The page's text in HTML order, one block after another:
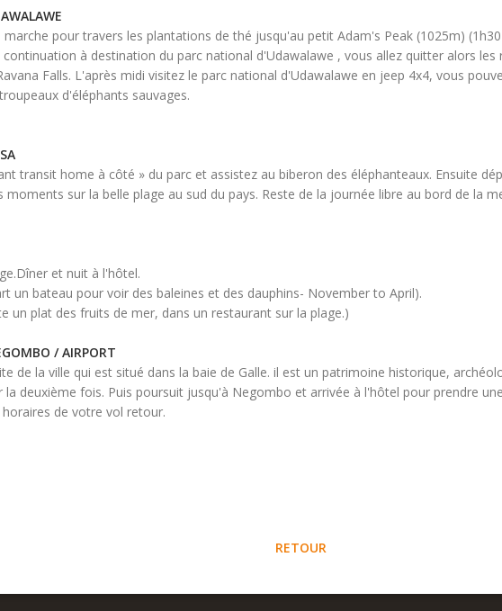
pour travers les plantations de thé jusqu'au petit Adam's Peak (1025m)
continuation à destination du parc national d'Udawalawe , vous allez quitter alors
Falls. L'après midi visitez le parc national d'Udawalawe en jeep 4x4, vous
d'éléphants sauvages.
transit home à côté » du parc et assistez au biberon des éléphanteaux. Ensuite
moments sur la belle plage au sud du pays. Reste de la journée libre au bord de la
et nuit à l'hôtel.
un bateau pour voir des baleines et des dauphins- November to April).
un plat des fruits de mer, dans un restaurant sur la plage.)
/ AIRPORT
de la ville qui est situé dans la baie de Galle. il est un patrimoine historique,
la deuxième fois. Puis poursuit jusqu'à Negombo et arrivée à l'hôtel pour prendre
de votre vol retour.
RETOUR